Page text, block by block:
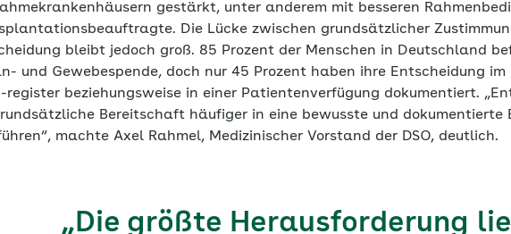
gestärkt, unter anderem mit besseren
Die Lücke zwischen grundsätzlicher
bleibt jedoch groß. 85 Prozent der Menschen in Deutschland
und Gewebespende, doch nur 45 Prozent haben ihre Entscheidung
register beziehungsweise in einer Patientenverfügung dokumentiert.
Bereitschaft häufiger in eine bewusste und dokumentierte
machte Axel Rahmel, Medizinischer Vorstand der DSO, deutlich.
„Die größte Herausforderung